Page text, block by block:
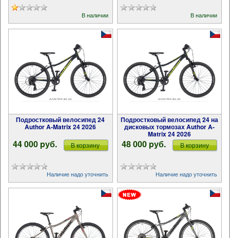
В наличии В наличии
Подростковый велосипед 24
Author A-Matrix 24 2026
44 000 pуб. В корзину
Наличие надо уточнить
Подростковый велосипед 24 на
дисковых тормозах Author A-
Matrix 24 2026
48 000 pуб. В корзину
Наличие надо уточнить